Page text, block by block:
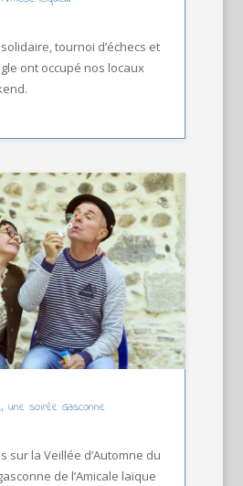
tournoi d’échecs et
ont occupé nos locaux
une soirée Gasconne
sur la Veillée d’Automne du
de l’Amicale laïque